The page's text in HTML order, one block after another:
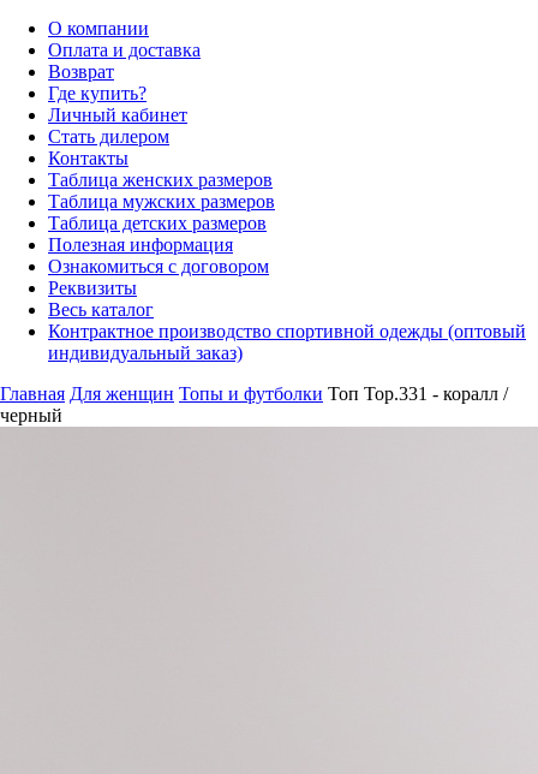
О компании
Оплата и доставка
Возврат
Где купить?
Личный кабинет
Стать дилером
Контакты
Таблица женских размеров
Таблица мужских размеров
Таблица детских размеров
Полезная информация
Ознакомиться с договором
Реквизиты
Весь каталог
Контрактное производство спортивной одежды (оптовый
индивидуальный заказ)
Главная Для женщин Топы и футболки Топ Top.331 - коралл /
черный